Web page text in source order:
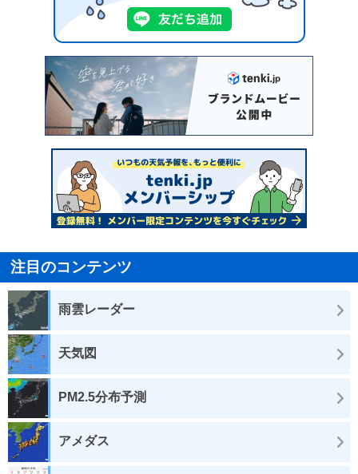
注目のコンテンツ
雨雲レーダー
天気図
PM2.5分布予測
アメダス